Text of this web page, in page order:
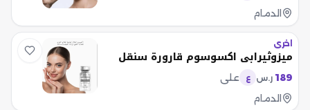
الدمام
اخرى
ميزوثيرابي اكسوسوم قارورة سنقل
189 ر.س ع
علي
الدمام